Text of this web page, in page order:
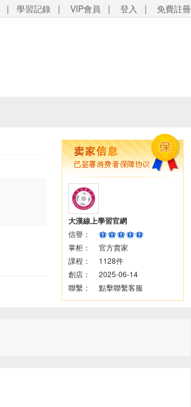
| 學習記錄 | VIP會員 | 登入 | 免費註冊
大漢線上學習官網
信譽：
掌柜：
官方賣家
課程：
1128件
創店：
2025-06-14
聯繫：
點擊聯繫客服